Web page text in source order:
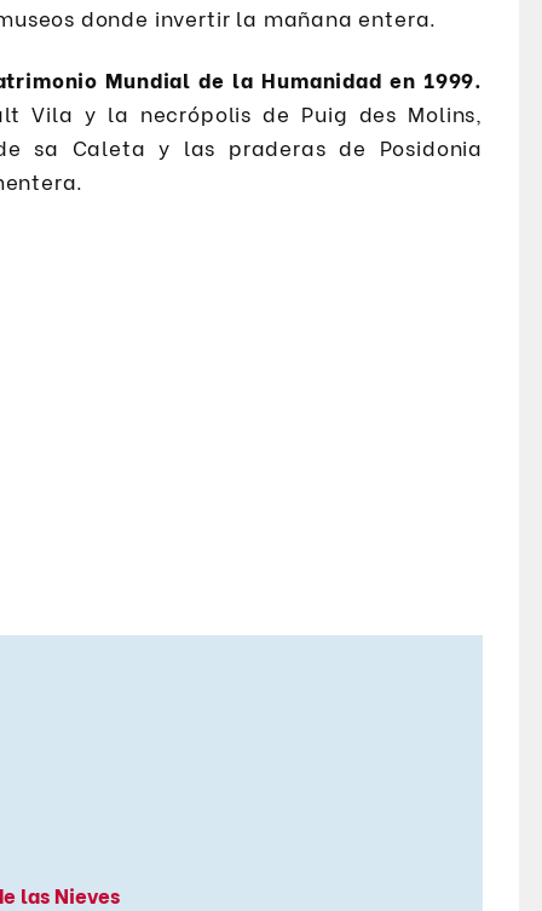
donde invertir la mañana entera.
Mundial de la Humanidad en 1999.
Vila y la necrópolis de Puig des Molins,
sa Caleta y las praderas de Posidonia
las Nieves